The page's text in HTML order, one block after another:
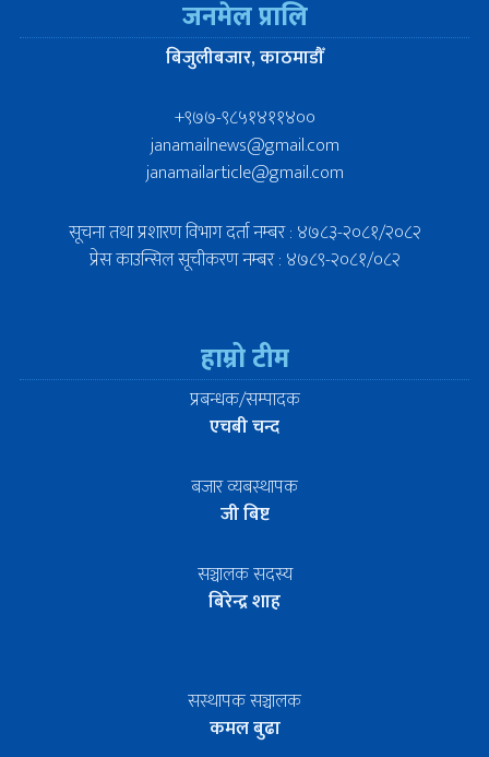
जनमेल प्रालि
बिजुलीबजार, काठमाडौँ
+९७७-९८५१४११४००
janamailnews@gmail.com
janamailarticle@gmail.com
सूचना तथा प्रशारण विभाग दर्ता नम्बर : ४७८३-२०८१/२०८२
प्रेस काउन्सिल सूचीकरण नम्बर : ४७८९-२०८१/०८२
हाम्रो टीम
प्रबन्धक/सम्पादक
एचबी चन्द
बजार व्यबस्थापक
जी बिष्ट
सञ्चालक सदस्य
बिरेन्द्र शाह
सस्थापक सञ्चालक
कमल बुढा